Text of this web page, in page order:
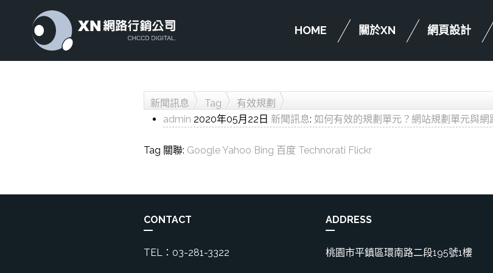
HOME 關於XN 網頁設計
新聞訊息 Tag
有效規劃
admin 2020年05月22日 新聞訊息: 如何有效的規劃單元？網站規劃單元與網
Tag 關聯: Google Yahoo Bing 百度 Technorati Flickr
CONTACT
TEL：03-281-3322
ADDRESS
桃園市平鎮區環南路二段195號1樓